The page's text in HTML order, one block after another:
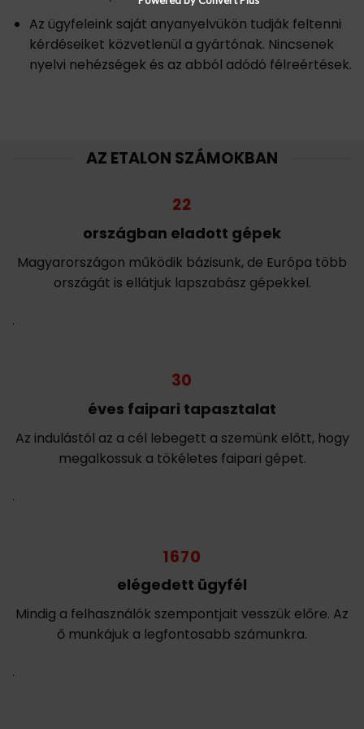
Az ügyfeleink saját anyanyelvükön tudják feltenni
kérdéseiket közvetlenül a gyártónak. Nincsenek
nyelvi nehézségek és az abból adódó félreértések.
AZ ETALON SZÁMOKBAN
22
országban eladott gépek
Magyarországon működik bázisunk, de Európa több
országát is ellátjuk lapszabász gépekkel.
.
30
éves faipari tapasztalat
Az indulástól az a cél lebegett a szemünk előtt, hogy
megalkossuk a tökéletes faipari gépet.
.
1670
elégedett ügyfél
Mindig a felhasználók szempontjait vesszük előre. Az
ő munkájuk a legfontosabb számunkra.
.